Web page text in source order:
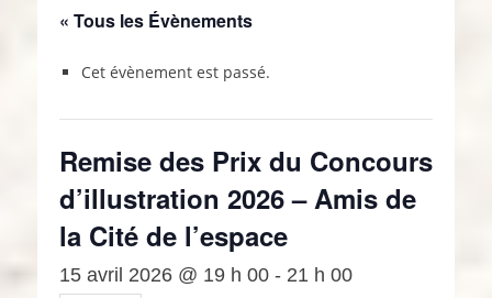
« Tous les Évènements
Cet évènement est passé.
Remise des Prix du Concours
d’illustration 2026 – Amis de
la Cité de l’espace
15 avril 2026 @ 19 h 00 - 21 h 00